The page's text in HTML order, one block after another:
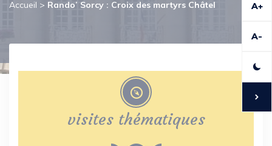
Accueil > Rando’ Sorcy : Croix des martyrs Châtel
visites thématiques
A+
A-